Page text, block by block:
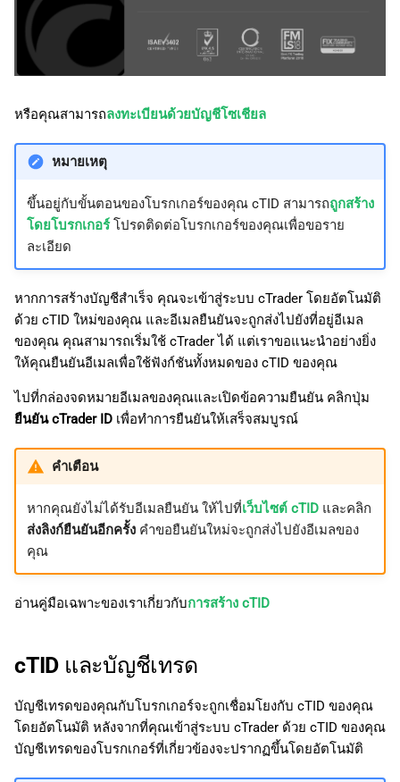
หรือคุณสามารถลงทะเบียนด้วยบัญชีโซเชียล
หมายเหตุ
ขึ้นอยู่กับขั้นตอนของโบรกเกอร์ของคุณ cTID สามารถถูกสร้าง
โดยโบรกเกอร์โปรดติดต่อโบรกเกอร์ของคุณเพื่อขอราย
ละเอียด
หากการสร้างบัญชีสำเร็จ คุณจะเข้าสู่ระบบ cTrader โดยอัตโนมัติ
ด้วย cTID ใหม่ของคุณ และอีเมลยืนยันจะถูกส่งไปยังที่อยู่อีเมล
ของคุณ คุณสามารถเริ่มใช้ cTrader ได้ แต่เราขอแนะนำอย่างยิ่ง
ให้คุณยืนยันอีเมลเพื่อใช้ฟังก์ชันทั้งหมดของ cTID ของคุณ
ไปที่กล่องจดหมายอีเมลของคุณและเปิดข้อความยืนยัน คลิกปุ่ม
ยืนยัน cTrader ID เพื่อทำการยืนยันให้เสร็จสมบูรณ์
คำเตือน
หากคุณยังไม่ได้รับอีเมลยืนยัน ให้ไปที่เว็บไซต์ cTIDและคลิก
ส่งลิงก์ยืนยันอีกครั้งคำขอยืนยันใหม่จะถูกส่งไปยังอีเมลของ
คุณ
อ่านคู่มือเฉพาะของเราเกี่ยวกับการสร้าง cTID
cTID และบัญชีเทรด
บัญชีเทรดของคุณกับโบรกเกอร์จะถูกเชื่อมโยงกับ cTID ของคุณ
โดยอัตโนมัติ หลังจากที่คุณเข้าสู่ระบบ cTrader ด้วย cTID ของคุณ
บัญชีเทรดของโบรกเกอร์ที่เกี่ยวข้องจะปรากฏขึ้นโดยอัตโนมัติ